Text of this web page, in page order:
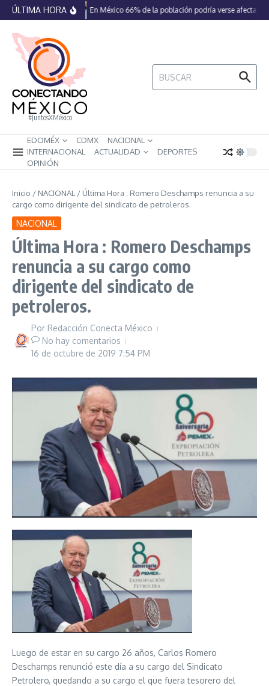
Saltar al contenido
ÚLTIMA HORA En México 66% de la población podría verse afectada
#JuntosXMéxico
Buscar:
EDOMÉX CDMX
NACIONAL
INTERNACIONAL
ACTUALIDAD
DEPORTES
OPINIÓN
Inicio / NACIONAL / Última Hora : Romero Deschamps renuncia a su
cargo como dirigente del sindicato de petroleros.
NACIONAL
Última Hora : Romero Deschamps
renuncia a su cargo como
dirigente del sindicato de
petroleros.
Por Redacción Conecta México
No hay comentarios
16 de octubre de 2019 7:54 PM
Luego de estar en su cargo 26 años, Carlos Romero
Deschamps renunció este día a su cargo del Sindicato
Petrolero, quedando a su cargo el que fuera tesorero del